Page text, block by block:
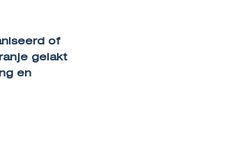
of
gelakt
en